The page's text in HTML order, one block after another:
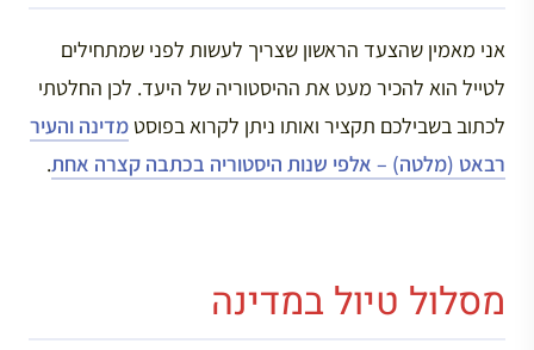
אני מאמין שהצעד הראשון שצריך לעשות לפני שמתחילים
לטייל הוא להכיר מעט את ההיסטוריה של היעד. לכן החלטתי
לכתוב בשבילכם תקציר ואותו ניתן לקרוא בפוסט מדינה והעיר
רבאט (מלטה) – אלפי שנות היסטוריה בכתבה קצרה אחת.
מסלול טיול במדינה